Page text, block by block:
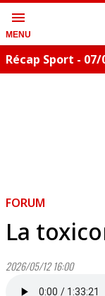
menu
MENU
Récap Sport - 07/
FORUM
La
2026/05/12 16:00